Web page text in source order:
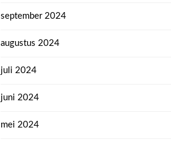
september 2024
augustus 2024
juli 2024
juni 2024
mei 2024